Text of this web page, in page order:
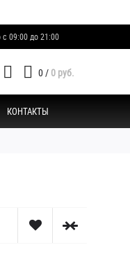
с 09:00 до 21:00
0 / 0 руб.
КОНТАКТЫ